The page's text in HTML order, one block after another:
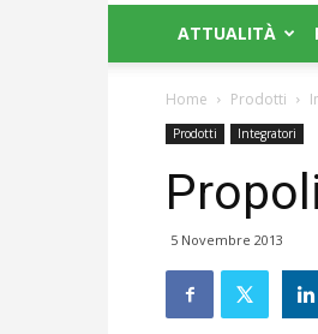
ATTUALITÀ
Home Prodotti
Prodotti Integratori
5 Novembre 2013